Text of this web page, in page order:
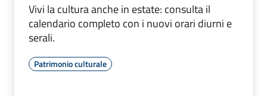
Vivi la cultura anche in estate: consulta il
calendario completo con i nuovi orari diurni e
serali.
Patrimonio culturale